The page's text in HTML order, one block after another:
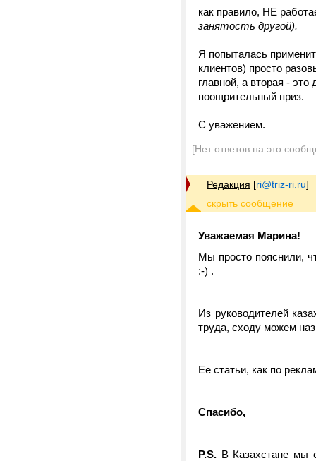
как правило, НЕ
занятость другой).
Я попыталась
клиентов) просто
главной, а вторая -
поощрительный приз.
С уважением.
[Нет ответов на это
Редакция [ri@triz-ri.ru]
Уважаемая Марина!
Мы просто пояснили,
:-) .
Из руководителей
труда, сходу можем
Ее статьи, как по
Спасибо,
P.S. В Казахстане мы